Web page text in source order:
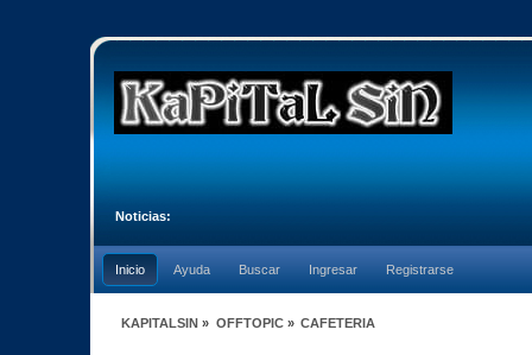
Noticias:
Inicio Ayuda Buscar Ingresar Registrarse
KAPITALSIN » OFFTOPIC» CAFETERIA